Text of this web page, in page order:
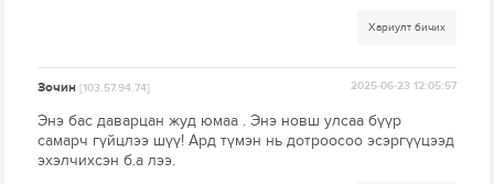
Хариулт бичих
Зочин[103.57.94.74] 2025-06-23 12:05:57
Энэ бас даварцан жуд юмаа . Энэ новш улсаа бүүр
самарч гүйцлээ шүү! Ард түмэн нь дотроосоо эсэргүүцээд
эхэлчихсэн б.а лээ.